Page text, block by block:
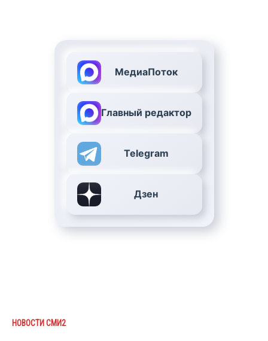
МедиаПоток
Главный редактор
Telegram
Дзен
НОВОСТИ СМИ2